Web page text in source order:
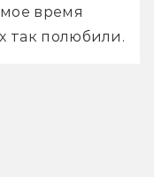
время
так полюбили.